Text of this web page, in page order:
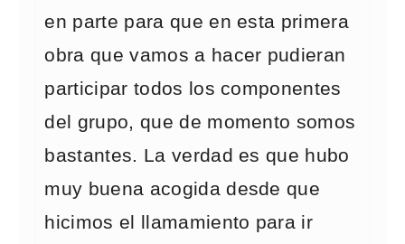
en parte para que en esta primera
obra que vamos a hacer pudieran
participar todos los componentes
del grupo, que de momento somos
bastantes. La verdad es que hubo
muy buena acogida desde que
hicimos el llamamiento para ir